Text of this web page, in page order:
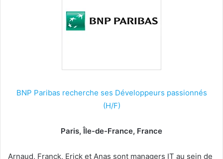
BNP Paribas recherche ses Développeurs passionnés
(H/F)
Paris, Île-de-France, France
Arnaud, Franck, Erick et Anas sont managers IT au sein de